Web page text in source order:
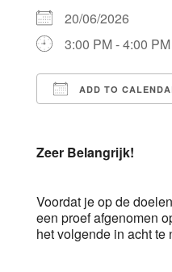
20/06/2026
3:00 PM - 4:00 PM
ADD TO
Zeer Belangrijk!
Voordat je op de
een proef afgenomen
het volgende in acht te